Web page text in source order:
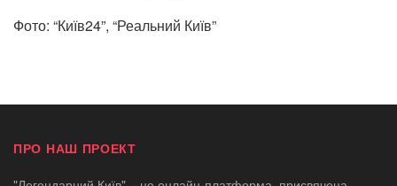
Фото: “Київ24”, “Реальний Київ”
ПРО НАШ ПРОЕКТ